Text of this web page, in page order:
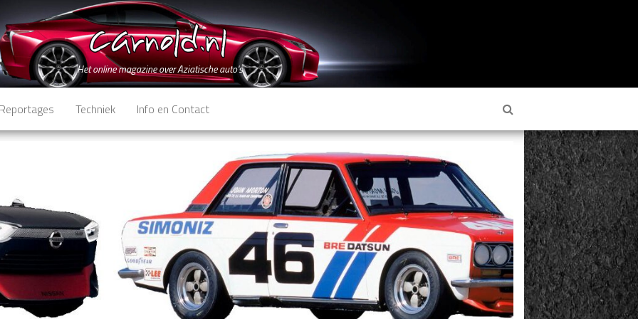
Het online magazine over Aziatische auto's
Reportages Techniek Info en Contact